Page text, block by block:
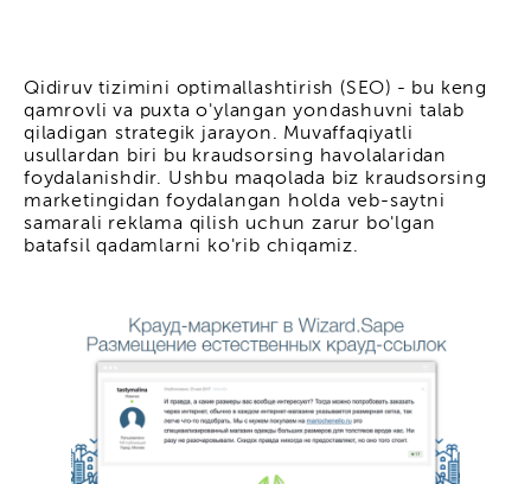
Qidiruv tizimini optimallashtirish (SEO) - bu keng
qamrovli va puxta o'ylangan yondashuvni talab
qiladigan strategik jarayon. Muvaffaqiyatli
usullardan biri bu kraudsorsing havolalaridan
foydalanishdir. Ushbu maqolada biz kraudsorsing
marketingidan foydalangan holda veb-saytni
samarali reklama qilish uchun zarur bo'lgan
batafsil qadamlarni ko'rib chiqamiz.